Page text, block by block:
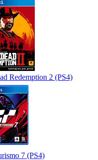
Redemption 2 (PS4)
7 (PS4)